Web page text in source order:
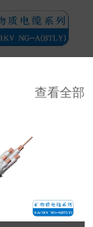
查看全部